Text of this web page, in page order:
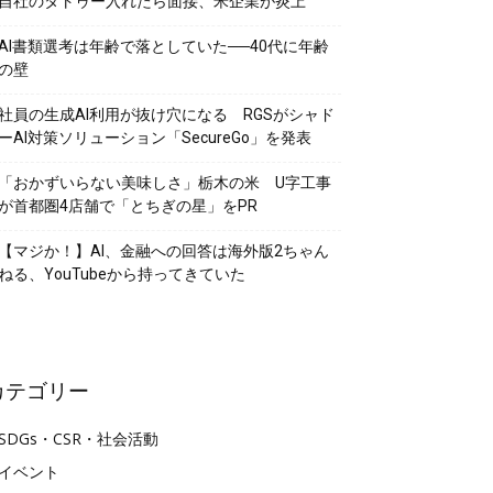
書類選考は年齢で落としていた──40代に年齢
壁
員の生成AI利用が抜け穴になる RGSがシャド
AI対策ソリューション「SecureGo」を発表
おかずいらない美味しさ」栃木の米 U字工事
首都圏4店舗で「とちぎの星」をPR
マジか！】AI、金融への回答は海外版2ちゃん
る、YouTubeから持ってきていた
テゴリー
・CSR・社会活動
ベント